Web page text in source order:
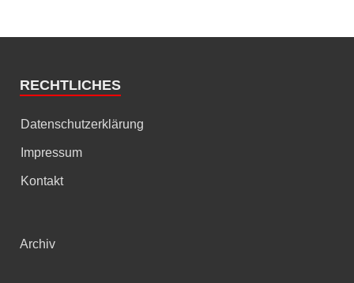
RECHTLICHES
Datenschutzerklärung
Impressum
Kontakt
Archiv